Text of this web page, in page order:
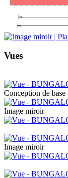
Vues
Conception de base
Image miroir
Image miroir